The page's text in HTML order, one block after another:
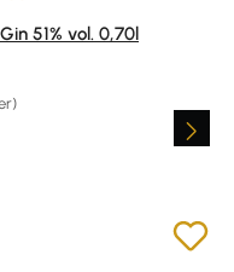
von 5 Sternen
51% vol. 0,70l
Preis: